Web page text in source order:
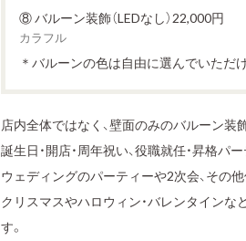
⑧ バルーン装飾（LEDなし）22,000円
カラフル
＊バルーンの色は自由に選んでいただけ
店内全体ではなく、壁面のみのバルーン装
誕生日・開店・周年祝い、役職就任・昇格パ
ウェディングのパーティーや2次会、その
クリスマスやハロウィン・バレンタイン
す。